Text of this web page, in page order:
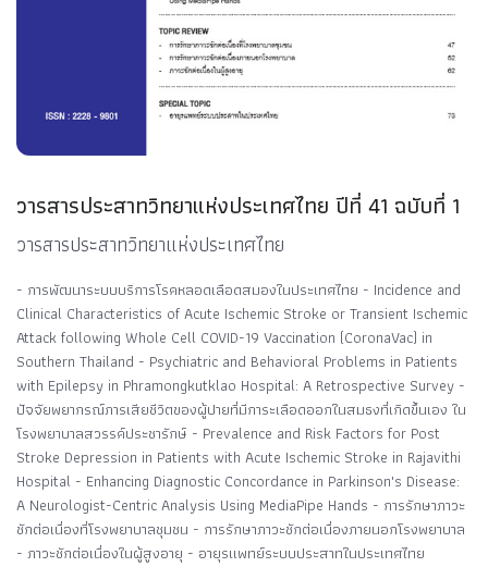
วารสารประสาทวิทยาแห่งประเทศไทย ปีที่ 41 ฉบับที่ 1
วารสารประสาทวิทยาแห่งประเทศไทย
- การพัฒนาระบบบริการโรคหลอดเลือดสมองในประเทศไทย - Incidence and
Clinical Characteristics of Acute Ischemic Stroke or Transient Ischemic
Attack following Whole Cell COVID-19 Vaccination (CoronaVac) in
Southern Thailand - Psychiatric and Behavioral Problems in Patients
with Epilepsy in Phramongkutklao Hospital: A Retrospective Survey -
ปัจจัยพยากรณ์ภารเสียชีวิตของผู้ปายที่มีการะเลือดออกในสมธงที่เกิดขึ้นเอง ใน
โรงพยาบาลสวรรค์ประชารักษ์ - Prevalence and Risk Factors for Post
Stroke Depression in Patients with Acute Ischemic Stroke in Rajavithi
Hospital - Enhancing Diagnostic Concordance in Parkinson's Disease:
A Neurologist-Centric Analysis Using MediaPipe Hands - การรักษาภาวะ
ชักต่อเนื่องที่โรงพยาบาลชุมชน - การรักษาภาวะชักต่อเนื่องภายนอกโรงพยาบาล
- ภาวะชักต่อเนื่องในผู้สูงอายุ - อายุรแพทย์ระบบประสาทในประเทศไทย